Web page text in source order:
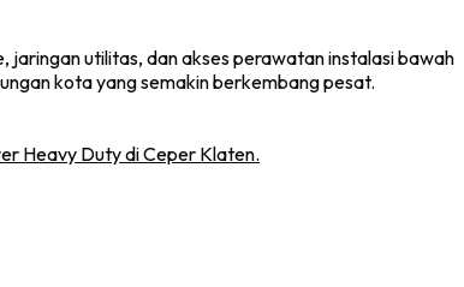
utilitas, dan akses perawatan instalasi bawah
kota yang semakin berkembang pesat.